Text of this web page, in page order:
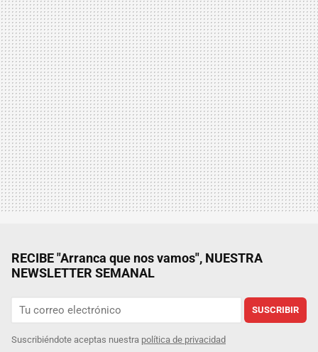
RECIBE "Arranca que nos vamos", NUESTRA
NEWSLETTER SEMANAL
SUSCRIBIR
Suscribiéndote aceptas nuestra política de privacidad